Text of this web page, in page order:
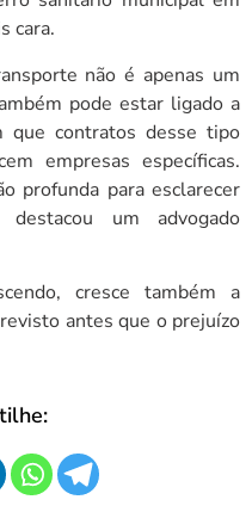
cara.
não é apenas um
pode estar ligado a
que contratos desse tipo
empresas específicas.
profunda para esclarecer
um advogado
cresce também a
antes que o prejuízo